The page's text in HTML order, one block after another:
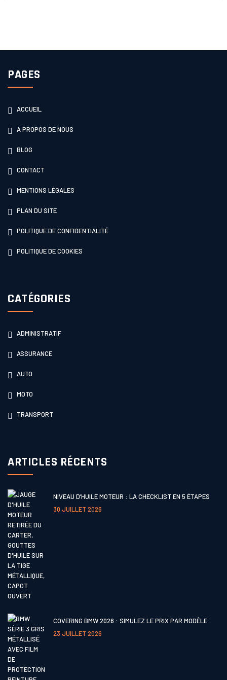
PAGES
ACCUEIL
A PROPOS DE NOUS
BLOG
CONTACT
MENTIONS LÉGALES
PLAN DU SITE
POLITIQUE DE CONFIDENTIALITÉ
POLITIQUE DE COOKIES
CATÉGORIES
ADMINISTRATIF
ASSURANCE
AUTO
MOTO
TRANSPORT
ARTICLES RÉCENTS
NIVEAU D’HUILE MOTEUR : LA CHECKLIST EN 5 ÉTAPES
30 JUILLET 2026
COVERING BMW 2026 : SIMULEZ LE PRIX PAR MODÈLE
23 JUILLET 2026